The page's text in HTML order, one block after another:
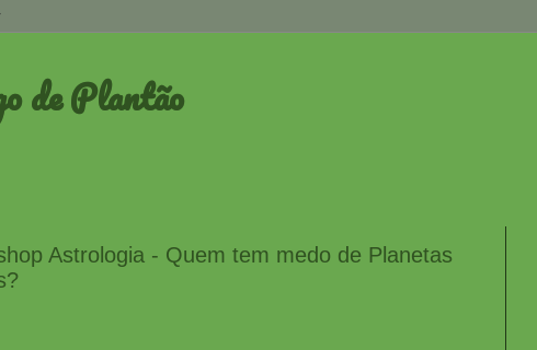
de Plantão
Astrologia - Quem tem medo de Planetas